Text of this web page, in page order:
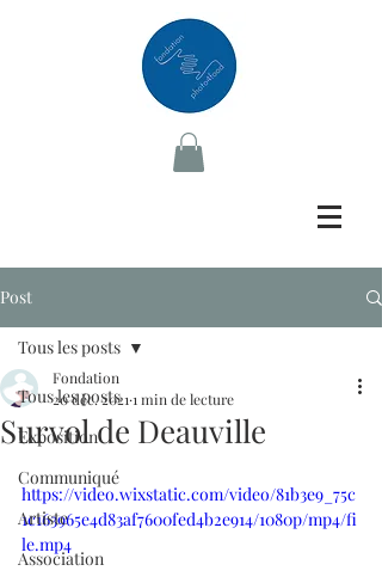
Post
Tous les posts
Exposition
Communiqué
Artiste
Association
Tous les posts
Survol de Deauville
Fondation
20 déc. 20211 min de lecture
https://video.wixstatic.com/video/81b3e9_75c
1c163965e4d83af7600fed4b2e914/1080p/mp4/fi
le.mp4